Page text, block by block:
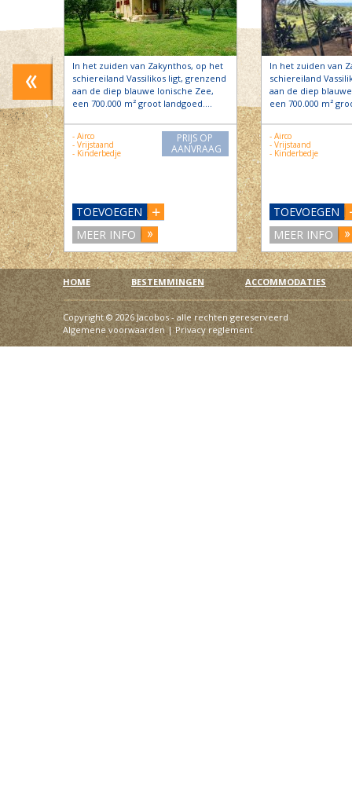
het
OP
In het zuiden van Zakynthos, op het
schiereiland Vassilikos ligt, grenzend
aan de diep blauwe Ionische Zee,
een 700.000 m² groot landgoed….
- Airco
- Vrijstaand
- Kinderbedje
PRIJS OP
AANVRAAG
TOEVOEGEN
MEER INFO
In het zuiden van
schiereiland
aan de diep
een 700.000 m²
- Airco
- Vrijstaand
- Kinderbedje
TOEVOEGEN
MEER INFO
HOME BESTEMMINGEN ACCOMMODATIES
Copyright © 2026 Jacobos - alle rechten gereserveerd
Algemene voorwaarden|Privacy reglement